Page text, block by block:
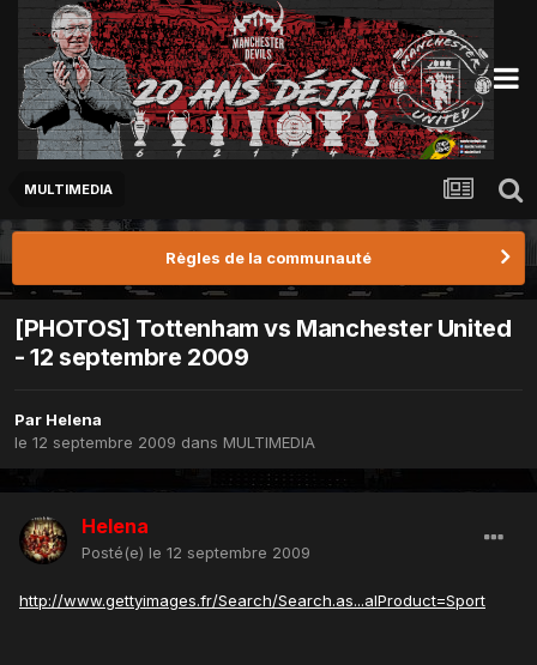
MULTIMEDIA
Règles de la communauté
[PHOTOS] Tottenham vs Manchester United
- 12 septembre 2009
Par Helena
le 12 septembre 2009 dans MULTIMEDIA
Helena
Posté(e) le 12 septembre 2009
http://www.gettyimages.fr/Search/Search.as...alProduct=Sport